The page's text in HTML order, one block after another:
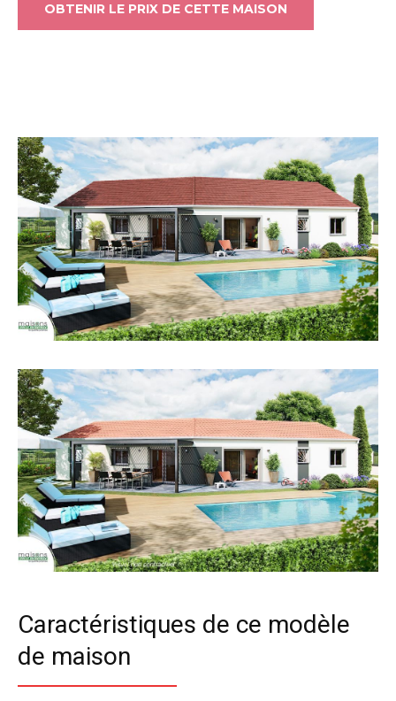
OBTENIR LE PRIX DE CETTE MAISON
Caractéristiques de ce modèle
de maison